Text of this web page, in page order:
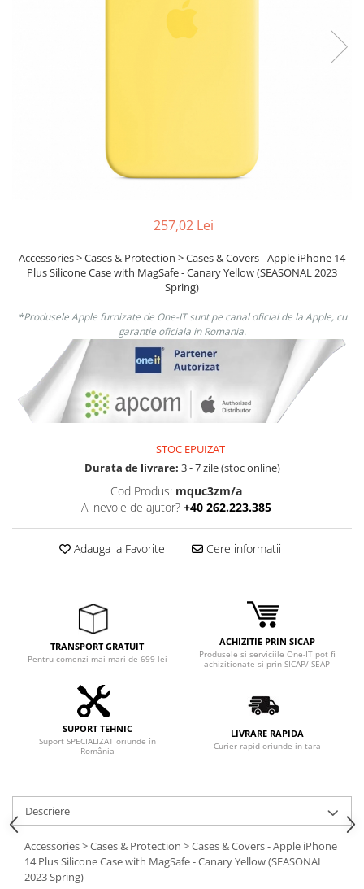
257,02 Lei
Accessories > Cases & Protection > Cases & Covers - Apple iPhone 14
Plus Silicone Case with MagSafe - Canary Yellow (SEASONAL 2023
Spring)
*Produsele Apple furnizate de One-IT sunt pe canal oficial de la Apple, cu
garantie oficiala in Romania.
STOC EPUIZAT
Durata de livrare: 3 - 7 zile (stoc online)
Cod Produs: mquc3zm/a
Ai nevoie de ajutor? +40 262.223.385
Adauga la Favorite Cere informatii
TRANSPORT GRATUIT
Pentru comenzi mai mari de 699 lei
ACHIZITIE PRIN SICAP
Produsele si serviciile One-IT pot fi
achizitionate si prin SICAP/ SEAP
SUPORT TEHNIC
Suport SPECIALIZAT oriunde în
România
LIVRARE RAPIDA
Curier rapid oriunde in tara
Descriere
Accessories > Cases & Protection > Cases & Covers - Apple iPhone
14 Plus Silicone Case with MagSafe - Canary Yellow (SEASONAL
2023 Spring)